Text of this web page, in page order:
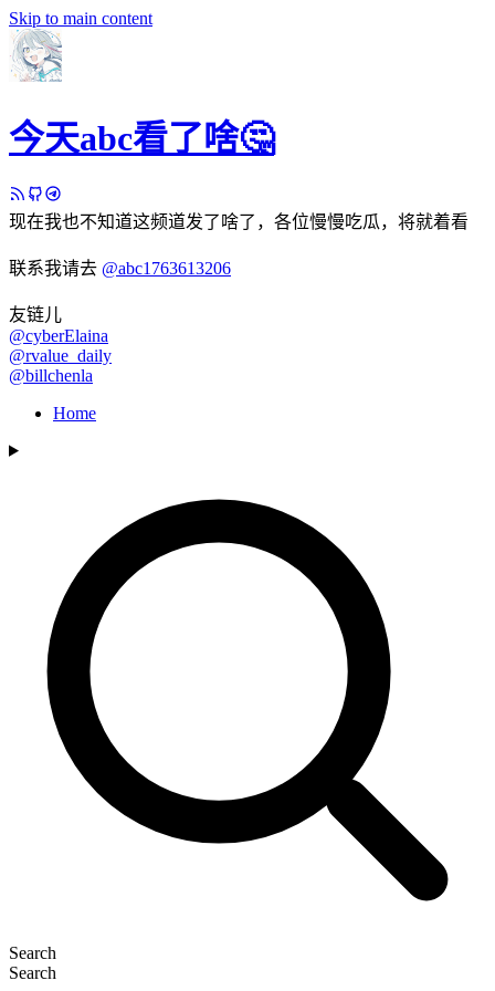
Skip to main content
今天abc看了啥🤔
现在我也不知道这频道发了啥了，各位慢慢吃瓜，将就着看
联系我请去 @abc1763613206
友链儿
@cyberElaina
@rvalue_daily
@billchenla
Home
Search
Search